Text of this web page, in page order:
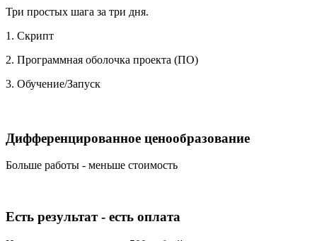
Три простых шага за три дня.
1. Скрипт
2. Программная оболочка проекта (ПО)
3. Обучение/Запуск
Дифференцированное ценообразование
Больше работы - меньше стоимость
Есть результат - есть оплата